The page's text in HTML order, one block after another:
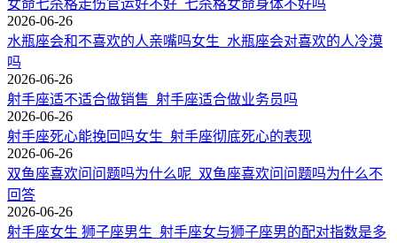
女命七杀格走伤官运好不好_七杀格女命身体不好吗
2026-06-26
水瓶座会和不喜欢的人亲嘴吗女生_水瓶座会对喜欢的人冷漠
吗
2026-06-26
射手座适不适合做销售_射手座适合做业务员吗
2026-06-26
射手座死心能挽回吗女生_射手座彻底死心的表现
2026-06-26
双鱼座喜欢问问题吗为什么呢_双鱼座喜欢问问题吗为什么不
回答
2026-06-26
射手座女生 狮子座男生_射手座女与狮子座男的配对指数是多